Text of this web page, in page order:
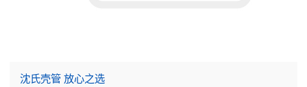
沈氏壳管 放心之选